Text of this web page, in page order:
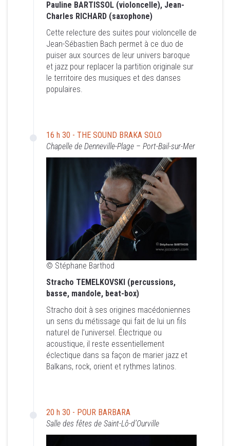
Pauline BARTISSOL (violoncelle), Jean-
Charles RICHARD (saxophone)
Cette relecture des suites pour violoncelle de
Jean-Sébastien Bach permet à ce duo de
puiser aux sources de leur univers baroque
et jazz pour replacer la partition originale sur
le territoire des musiques et des danses
populaires.
16 h 30 - THE SOUND BRAKA SOLO
Chapelle de Denneville-Plage – Port-Bail-sur-Mer
© Stéphane Barthod
Stracho TEMELKOVSKI (percussions,
basse, mandole, beat-box)
Stracho doit à ses origines macédoniennes
un sens du métissage qui fait de lui un fils
naturel de l’universel. Électrique ou
acoustique, il reste essentiellement
éclectique dans sa façon de marier jazz et
Balkans, rock, orient et rythmes latinos.
20 h 30 - POUR BARBARA
Salle des fêtes de Saint-Lô-d’Ourville
de Jean-Sébastien Bach permet à ce duo de
puiser aux sources de leur univers baroque
et jazz pour replacer la partition originale sur
le territoire des musiques et des danses
populaires.
© Stéphane Barthod
Stracho TEMELKOVSKI (percussions,
basse, mandole, beat-box)
Stracho doit à ses origines macédoniennes
un sens du métissage qui fait de lui un fils
naturel de l’universel. Électrique ou
acoustique, il reste essentiellement
éclectique dans sa façon de marier jazz et
Balkans, rock, orient et rythmes latinos.